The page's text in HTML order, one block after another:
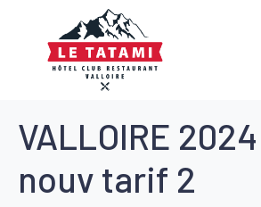
VALLOIRE
nouv tarif 2